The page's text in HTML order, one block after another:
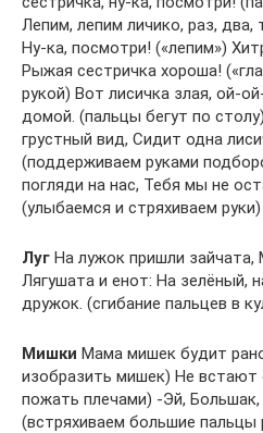
Лепим, лепим личико, раз, два,
Ну-ка, посмотри! («лепим»)
Рыжая сестричка хороша!
рукой) Вот лисичка злая, ой-
домой. (пальцы бегут по
грустный вид, Сидит одна
(поддерживаем руками
погляди на нас, Тебя мы не
(улыбаемся и стряхиваем руки)
Луг На лужок пришли зайчата,
Лягушата и енот: На зелёный,
дружок. (сгибание пальцев в
Мишки Мама мишек будит
изобразить мишек) Не встают
пожать плечами) -Эй, Большак,
(встряхиваем большие